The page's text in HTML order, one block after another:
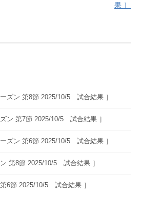
果 ］
ズン 第8節 2025/10/5 試合結果 ］
ン 第7節 2025/10/5 試合結果 ］
ズン 第6節 2025/10/5 試合結果 ］
第8節 2025/10/5 試合結果 ］
6節 2025/10/5 試合結果 ］